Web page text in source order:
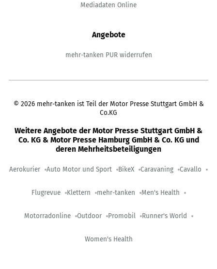
Mediadaten Online
Angebote
mehr-tanken PUR widerrufen
© 2026 mehr-tanken ist Teil der Motor Presse Stuttgart GmbH &
Co.KG
Weitere Angebote der Motor Presse Stuttgart GmbH &
Co. KG & Motor Presse Hamburg GmbH & Co. KG und
deren Mehrheitsbeteiligungen
Aerokurier Auto Motor und Sport BikeX Caravaning Cavallo
Flugrevue Klettern mehr-tanken Men's Health
Motorradonline Outdoor Promobil Runner's World
Women's Health